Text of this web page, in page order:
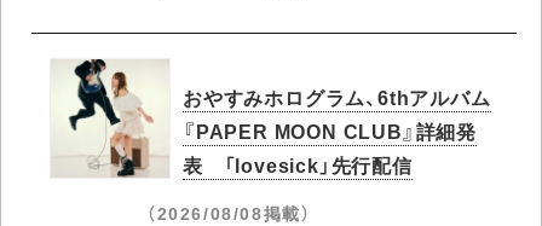
おやすみホログラム、6thアルバム
『PAPER MOON CLUB』詳細発
表 「lovesick」先行配信
（2026/08/08掲載）